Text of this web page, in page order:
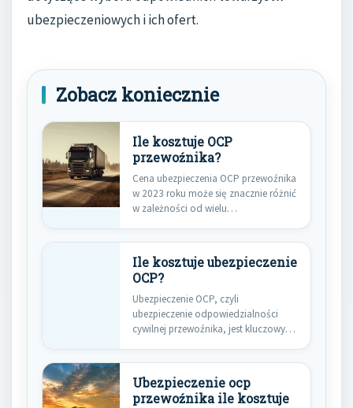
ubezpieczeniowych i ich ofert.
Zobacz koniecznie
Ile kosztuje OCP
przewoźnika?
Cena ubezpieczenia OCP przewoźnika
w 2023 roku może się znacznie różnić
w zależności od wielu…
Ile kosztuje ubezpieczenie
OCP?
Ubezpieczenie OCP, czyli
ubezpieczenie odpowiedzialności
cywilnej przewoźnika, jest kluczowym
Ubezpieczenie ocp
przewoźnika ile kosztuje